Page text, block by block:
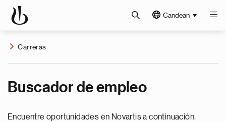
Candean
Carreras
Buscador de empleo
Encuentre oportunidades en Novartis a continuación.